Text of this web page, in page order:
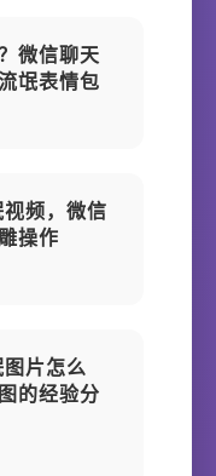
微信聊天
氓表情包
频，微信
操作
片怎么
的经验分